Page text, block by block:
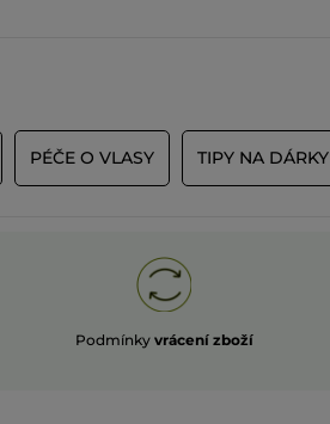
PÉČE O VLASY TIPY NA DÁRKY
Podmínky vrácení zboží